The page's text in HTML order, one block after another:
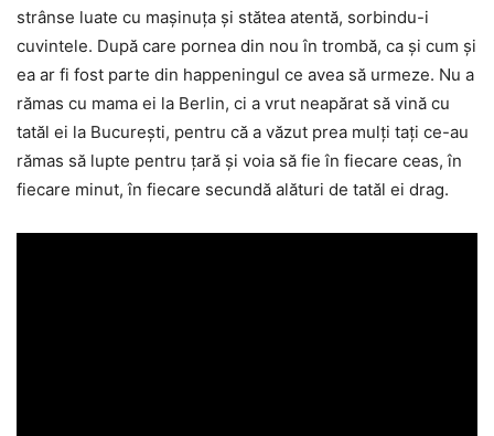
strânse luate cu mașinuța și stătea atentă, sorbindu-i
cuvintele. După care pornea din nou în trombă, ca și cum și
ea ar fi fost parte din happeningul ce avea să urmeze. Nu a
rămas cu mama ei la Berlin, ci a vrut neapărat să vină cu
tatăl ei la București, pentru că a văzut prea mulți tați ce-au
rămas să lupte pentru țară și voia să fie în fiecare ceas, în
fiecare minut, în fiecare secundă alături de tatăl ei drag.